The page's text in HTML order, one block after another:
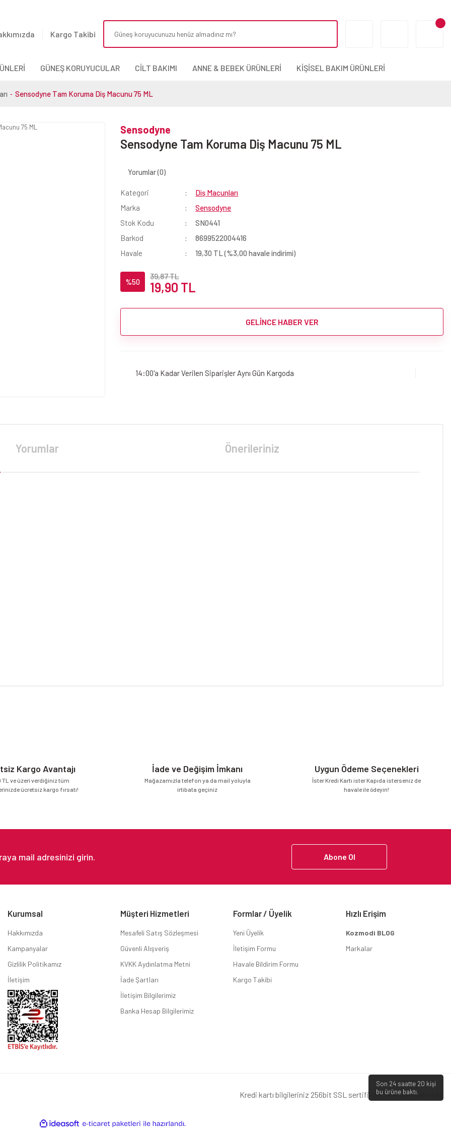
Kargo Takibi
GÜNEŞ KORUYUCULAR CİLT BAKIMI ANNE & BEBEK ÜRÜNLERİ KİŞİSEL BAKIM ÜRÜNLERİ
Sensodyne Tam Koruma Diş Macunu 75 ML
Sensodyne
Sensodyne Tam Koruma Diş Macunu 75 ML
Yorumlar (0)
Kategori
Diş Macunları
Marka
Sensodyne
Stok Kodu
SN0441
Barkod
8699522004416
Havale
19,30 TL (%3,00 havale indirimi)
%50
39,87 TL
19,90 TL
GELİNCE HABER VER
14:00'a Kadar Verilen Siparişler Aynı Gün Kargoda
Yorumlar Önerileriniz
Kargo Avantajı
TL ve üzeri verdiğiniz tüm
ücretsiz kargo fırsatı!
İade ve Değişim İmkanı
Mağazamızla telefon ya da mail yoluyla
irtibata geçiniz
Uygun Ödeme Seçenekleri
İster Kredi Kartı ister Kapıda isterseniz de
havale ile ödeyin!
Abone Ol
Kurumsal
Hakkımızda
Kampanyalar
Gizlilik Politikamız
İletişim
Müşteri Hizmetleri
Mesafeli Satış Sözleşmesi
Güvenli Alışveriş
KVKK Aydınlatma Metni
İade Şartları
İletişim Bilgilerimiz
Banka Hesap Bilgilerimiz
Formlar / Üyelik
Yeni Üyelik
İletişim Formu
Havale Bildirim Formu
Kargo Takibi
Hızlı Erişim
Kozmodi BLOG
Markalar
Kredi kartı bilgileriniz 256bit SSL sertifikası ile korunmaktadır.
Son 24 saatte 20 kişi
bu ürüne baktı.
ideasoft e-